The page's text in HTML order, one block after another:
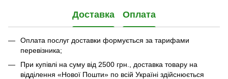
Доставка Оплата
Оплата послуг доставки формується за тарифами
перевізника;
При купівлі на суму від 2500 грн., доставка товару на
відділення «Нової Пошти» по всій Україні здійснюється